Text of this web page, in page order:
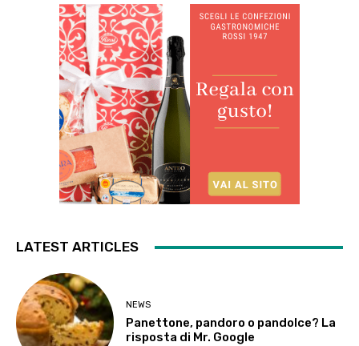
LATEST ARTICLES
NEWS
Panettone, pandoro o pandolce? La
risposta di Mr. Google